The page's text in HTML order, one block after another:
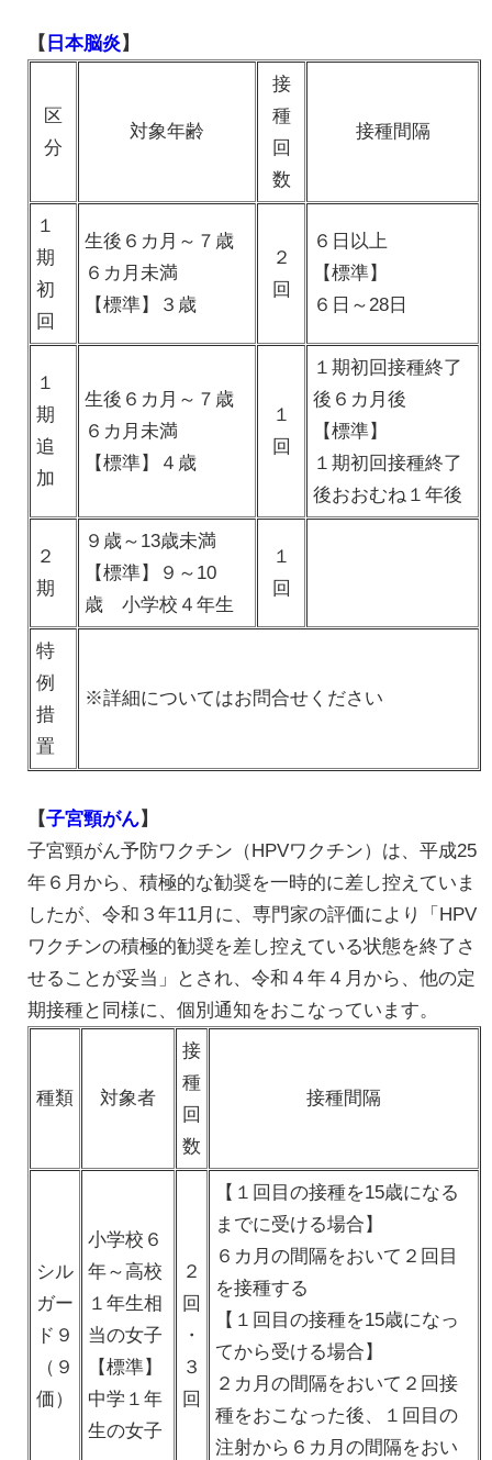
【 日本脳炎 】
区
分
対象年齢
接
種
回
数
接種間隔
１
期
初
回
生後６カ月～７歳
６カ月未満
【標準】３歳
２
回
６日以上
【標準】
６日～28日
１
期
追
加
生後６カ月～７歳
６カ月未満
【標準】４歳
１
回
１期初回接種終了
後６カ月後
【標準】
１期初回接種終了
後おおむね１年後
２
期
９歳～13歳未満
【標準】９～10
歳 小学校４年生
１
回
特
例
措
置
※詳細についてはお問合せください
【子宮頸がん】
子宮頸がん予防ワクチン（HPVワクチン）は、平成25
年６月から、積極的な勧奨を一時的に差し控えていま
したが、令和３年11月に、専門家の評価により「HPV
ワクチンの積極的勧奨を差し控えている状態を終了さ
せることが妥当」とされ、令和４年４月から、他の定
期接種と同様に、個別通知をおこなっています。
種類 対象者
接
種
回
数
接種間隔
シル
ガー
ド９
（９
価）
小学校６
年～高校
１年生相
当の女子
【標準】
中学１年
生の女子
２
回
・
３
回
【１回目の接種を15歳になる
までに受ける場合】
６カ月の間隔をおいて２回目
を接種する
【１回目の接種を15歳になっ
てから受ける場合】
２カ月の間隔をおいて２回接
種をおこなった後、１回目の
注射から６カ月の間隔をおい